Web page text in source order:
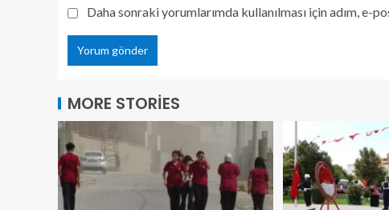
Daha sonraki yorumlarımda kullanılması için adım, e-
MORE STORIES